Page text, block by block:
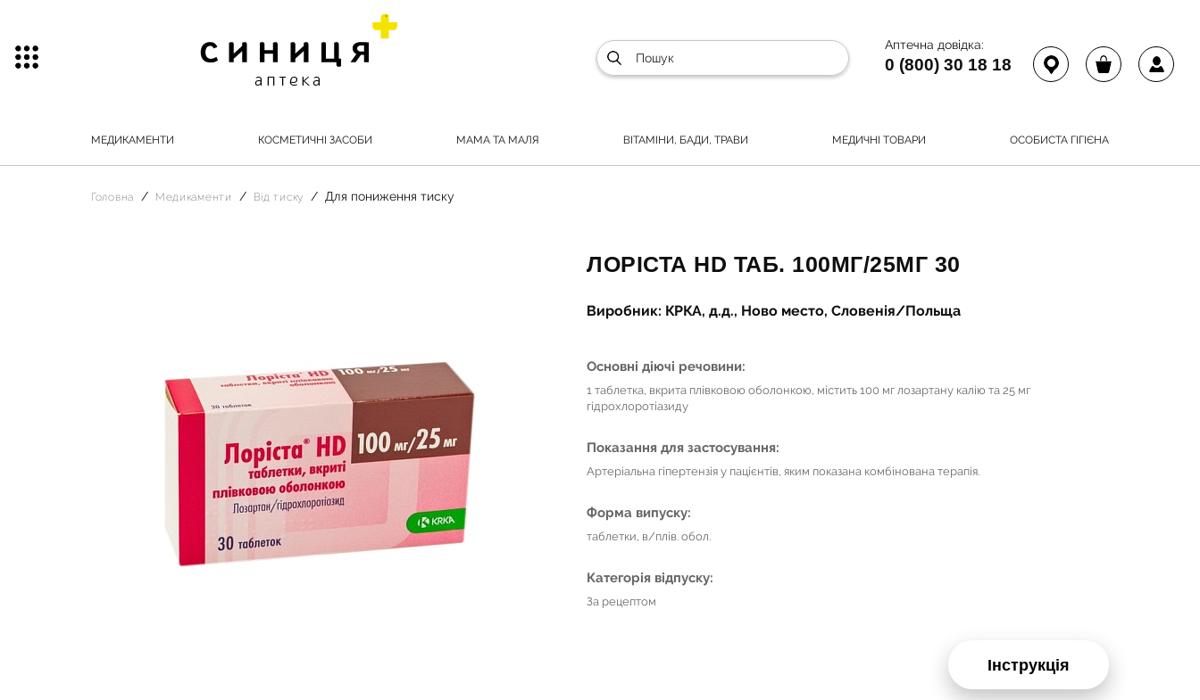
Аптечна довідка:
0 (800) 30 18 18
МЕДИКАМЕНТИ КОСМЕТИЧНІ ЗАСОБИ МАМА ТА МАЛЯ ВІТАМІНИ, БАДИ, ТРАВИ МЕДИЧНІ ТОВАРИ ОСОБИСТА ГІГІЄНА
Головна Медикаменти Від тиску Для пониження тиску
ЛОРІСТА НD ТАБ. 100МГ/25МГ 30
Виробник: КРКА, д.д., Ново место, Словенія/Польща
Основні діючі речовини:
1 таблетка, вкрита плівковою оболонкою, містить 100 мг лозартану калію та 25 мг
гідрохлоротіазиду
Показання для застосування:
Артеріальна гіпертензія у пацієнтів, яким показана комбінована терапія.
Форма випуску:
таблетки, в/плів. обол.
Категорія відпуску:
За рецептом
Інструкція